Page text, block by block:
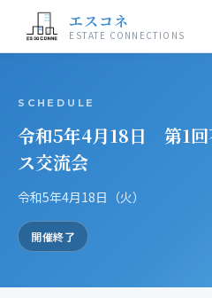
エスコネ
ESTATE CONNECTIONS
開催情報
運営事務局
SCHEDULE
令和5年4月18日 第1回
ス交流会
令和5年4月18日（火）
開催終了